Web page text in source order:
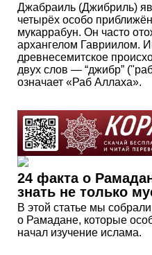
Джабраиль (Джибриль)
четырёх особо
мукаррабун. Он часто
архангелом Гавриилом.
древнесемитское
двух слов — “джибр”
означает «Раб Аллаха».
24 факта о
знать не только
В этой статье мы
о Рамадане, которые
начал изучение ислама.